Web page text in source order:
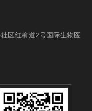
区红柳道2号国际生物医